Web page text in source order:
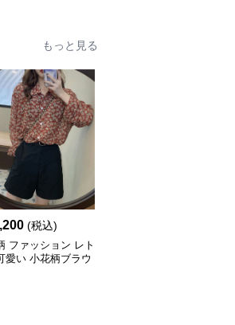
もっと見る
(税込)
ファッション レト
愛い 小花柄ブラウ